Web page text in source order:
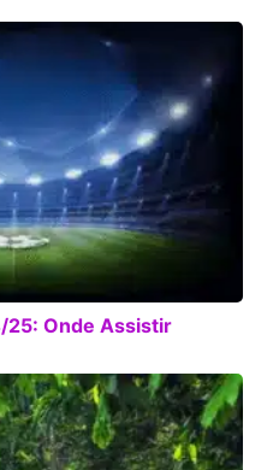
25: Onde Assistir